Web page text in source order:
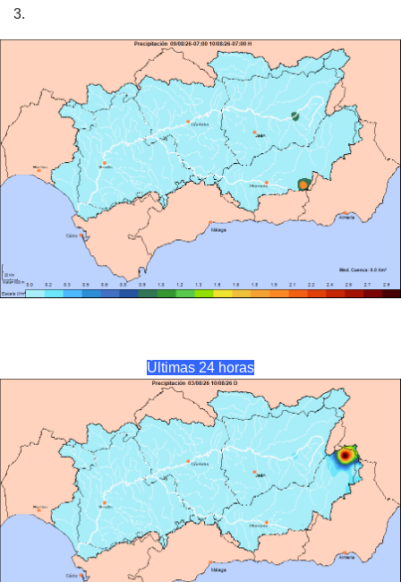
Últimas 24 horas